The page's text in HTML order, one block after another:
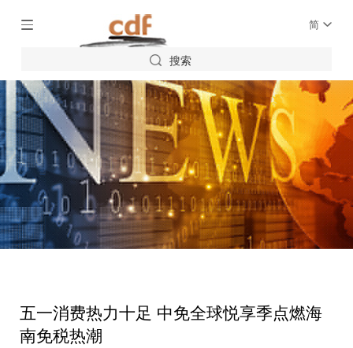
搜索
简
五一消费热力十足 中免全球悦享季点燃海
南免税热潮